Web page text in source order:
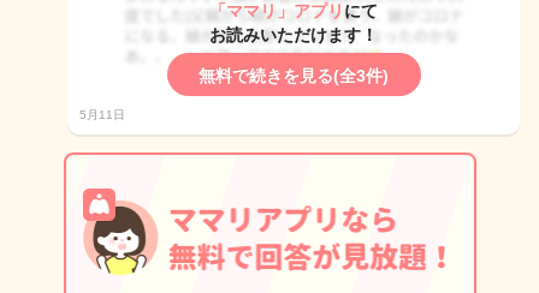
「ママリ」アプリ にて
お読みいただけます！
無料で続きを見る(全3件)
5月11日